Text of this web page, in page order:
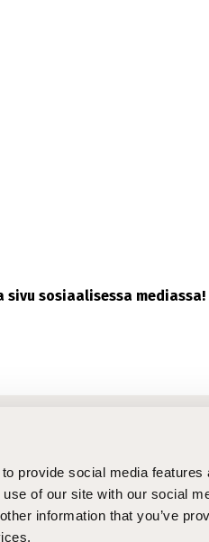
provide social media features
of our site with our social
information that you’ve
sosiaalisessa mediassa!